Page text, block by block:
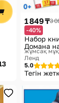
1 849 ₸3
-40%
Набор
Домана
языке
жұмсақ
Ленд
5.0
Тегін